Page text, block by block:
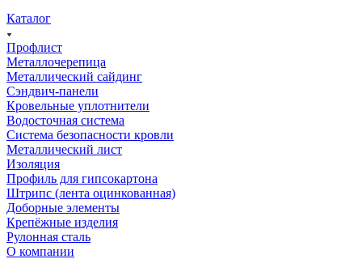
Каталог
Профлист
Металлочерепица
Металлический сайдинг
Сэндвич-панели
Кровельные уплотнители
Водосточная система
Система безопасности кровли
Металлический лист
Изоляция
Профиль для гипсокартона
Штрипс (лента оцинкованная)
Доборные элементы
Крепёжные изделия
Рулонная сталь
О компании